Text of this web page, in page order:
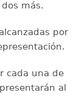
más.
por
cada una de
al